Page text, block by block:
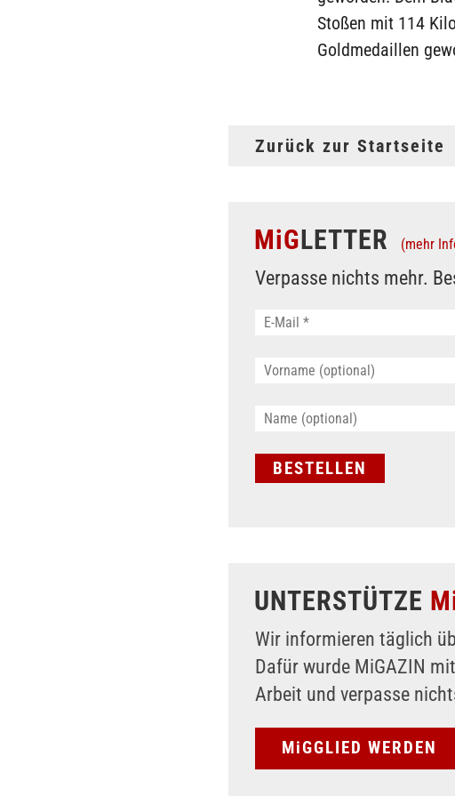
Stoßen mit 114
Goldmedaillen
Zurück zur Startseite
MiGLETTER (mehr
Verpasse nichts mehr.
UNTERSTÜTZE
Wir informieren täglich
Dafür wurde MiGAZIN
Arbeit und verpasse
MiGGLIED WERDEN